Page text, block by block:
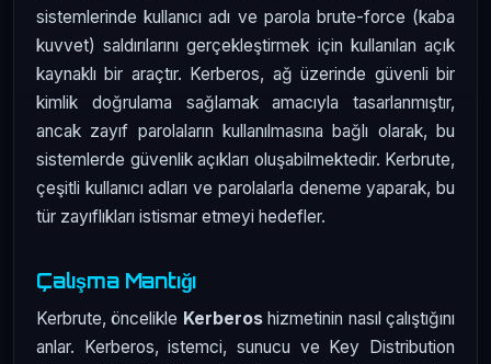
sistemlerinde kullanıcı adı ve parola brute-force (kaba
kuvvet) saldırılarını gerçekleştirmek için kullanılan açık
kaynaklı bir araçtır. Kerberos, ağ üzerinde güvenli bir
kimlik doğrulama sağlamak amacıyla tasarlanmıştır,
ancak zayıf parolaların kullanılmasına bağlı olarak, bu
sistemlerde güvenlik açıkları oluşabilmektedir. Kerbrute,
çeşitli kullanıcı adları ve parolalarla deneme yaparak, bu
tür zayıflıkları istismar etmeyi hedefler.
Çalışma Mantığı
Kerbrute, öncelikle Kerberoshizmetinin nasıl çalıştığını
anlar. Kerberos, istemci, sunucu ve Key Distribution